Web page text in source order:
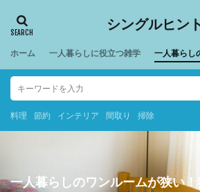
シングルヒント
ホーム 一人暮らしに役立つ雑学 一人暮らし
料理 節約 インテリア 間取り 掃除
一人暮らしのワンルームが狭い